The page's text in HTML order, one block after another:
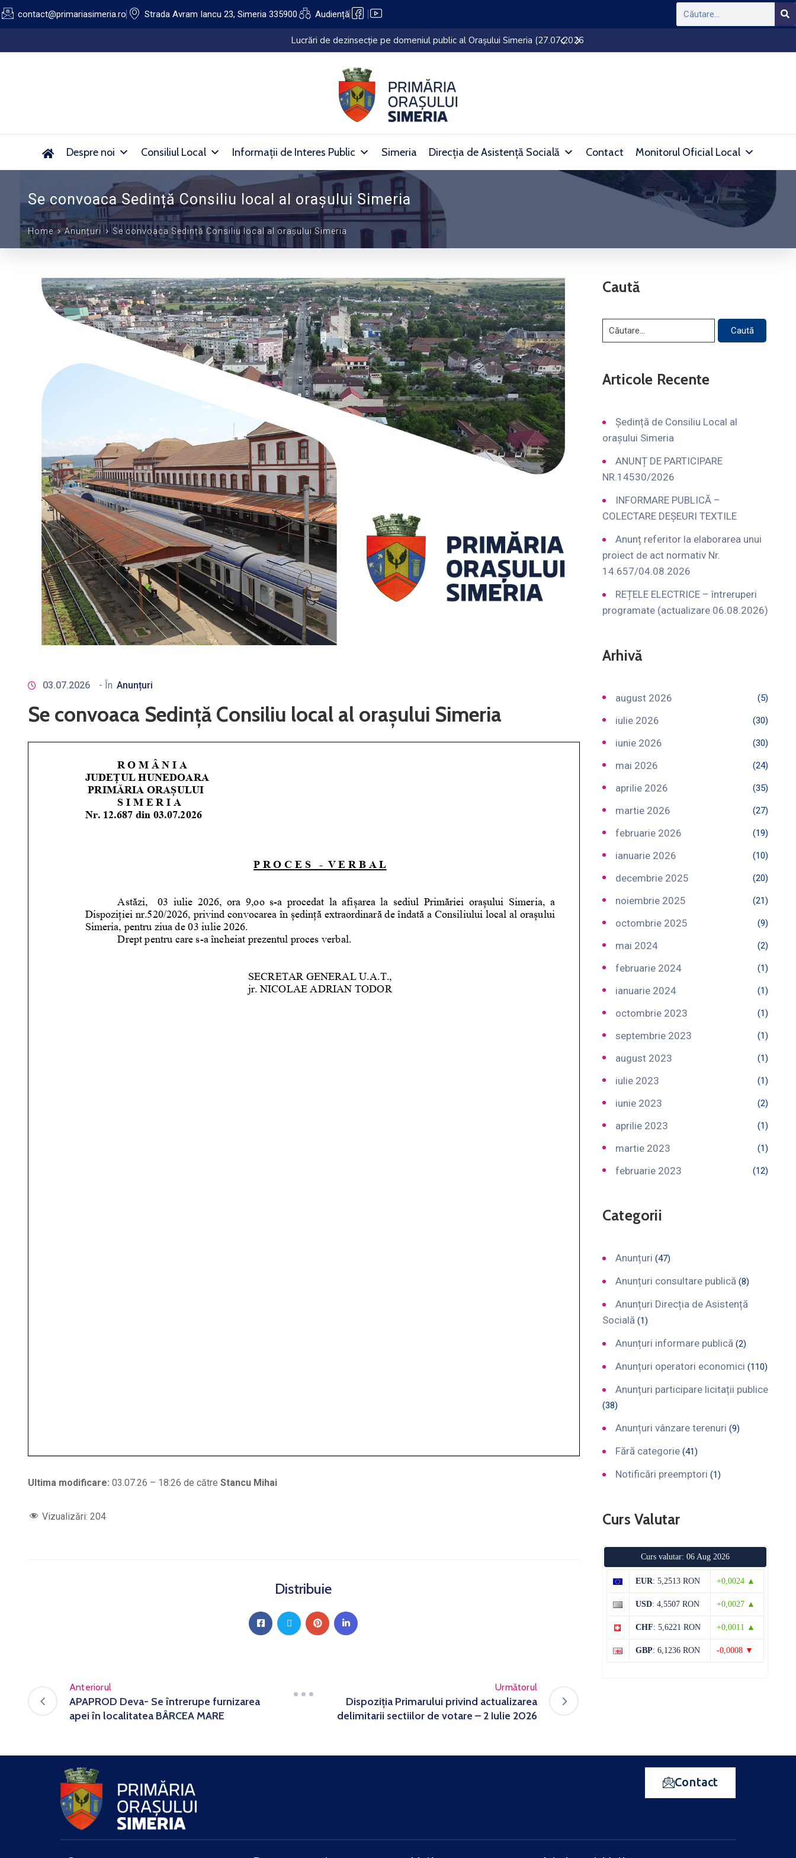
contact@primariasimeria.ro Strada Avram Iancu 23, Simeria 335900 Audiență
Lucrări de dezinsecție pe domeniul public al Orașului Simeria (27.07.2026 – 05.08.2026)
Despre noi Consiliul Local Informații de Interes Public Simeria Direcția de Asistență Socială Contact Monitorul Oficial Local
Se convoaca Sedință Consiliu local al orașului Simeria
Home Anunțuri Se convoaca Sedință Consiliu local al orașului Simeria
03.07.2026 - În Anunțuri
Se convoaca Sedință Consiliu local al orașului Simeria
Ultima modificare: 03.07.26 – 18:26 de către Stancu Mihai
Vizualizări: 204
Distribuie
Anteriorul
APAPROD Deva- Se întrerupe furnizarea
apei în localitatea BÂRCEA MARE
Următorul
Dispoziția Primarului privind actualizarea
delimitarii sectiilor de votare – 2 Iulie 2026
Caută
Articole Recente
Ședință de Consiliu Local al
orașului Simeria
ANUNȚ DE PARTICIPARE
NR.14530/2026
INFORMARE PUBLICĂ –
COLECTARE DEȘEURI TEXTILE
Anunț referitor la elaborarea unui
proiect de act normativ Nr.
14.657/04.08.2026
REȚELE ELECTRICE – întreruperi
programate (actualizare 06.08.2026)
Arhivă
august 2026 (5)
iulie 2026 (30)
iunie 2026 (30)
mai 2026 (24)
aprilie 2026 (35)
martie 2026 (27)
februarie 2026 (19)
ianuarie 2026 (10)
decembrie 2025 (20)
noiembrie 2025 (21)
octombrie 2025 (9)
mai 2024 (2)
februarie 2024 (1)
ianuarie 2024 (1)
octombrie 2023 (1)
septembrie 2023 (1)
august 2023 (1)
iulie 2023 (1)
iunie 2023 (2)
aprilie 2023 (1)
martie 2023 (1)
februarie 2023 (12)
Categorii
Anunțuri (47)
Anunțuri consultare publică (8)
Anunțuri Direcția de Asistență
Socială (1)
Anunțuri informare publică (2)
Anunțuri operatori economici (110)
Anunțuri participare licitații publice
(38)
Anunțuri vânzare terenuri (9)
Fără categorie (41)
Notificări preemptori (1)
Curs Valutar
Curs valutar: 06 Aug 2026
EUR: 5,2513 RON +0,0024 ▲
USD: 4,5507 RON +0,0027 ▲
CHF: 5,6221 RON +0,0011 ▲
GBP: 6,1236 RON -0,0008 ▼
Contact